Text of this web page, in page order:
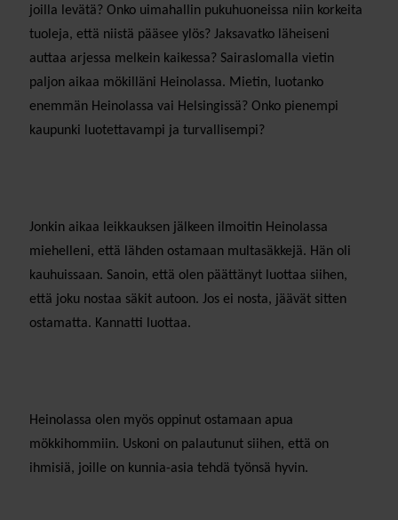
joilla levätä? Onko uimahallin pukuhuoneissa niin korkeita
tuoleja, että niistä pääsee ylös? Jaksavatko läheiseni
auttaa arjessa melkein kaikessa? Sairaslomalla vietin
paljon aikaa mökilläni Heinolassa. Mietin, luotanko
enemmän Heinolassa vai Helsingissä? Onko pienempi
kaupunki luotettavampi ja turvallisempi?
Jonkin aikaa leikkauksen jälkeen ilmoitin Heinolassa
miehelleni, että lähden ostamaan multasäkkejä. Hän oli
kauhuissaan. Sanoin, että olen päättänyt luottaa siihen,
että joku nostaa säkit autoon. Jos ei nosta, jäävät sitten
ostamatta. Kannatti luottaa.
Heinolassa olen myös oppinut ostamaan apua
mökkihommiin. Uskoni on palautunut siihen, että on
ihmisiä, joille on kunnia-asia tehdä työnsä hyvin.